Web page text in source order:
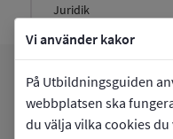
Vi använder kakor
På Utbildningsguiden
webbplatsen ska
du välja vilka cookies
Juridik
Gå till
Mina favoriterfavorite